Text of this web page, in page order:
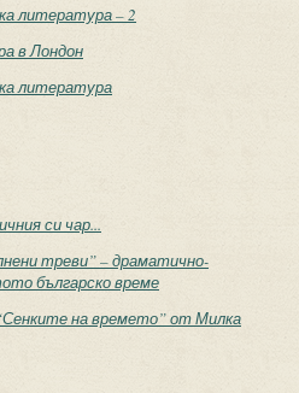
литература – 2
в Лондон
литература
си чар...
треви” – драматично-
българско време
на времето” от Милка